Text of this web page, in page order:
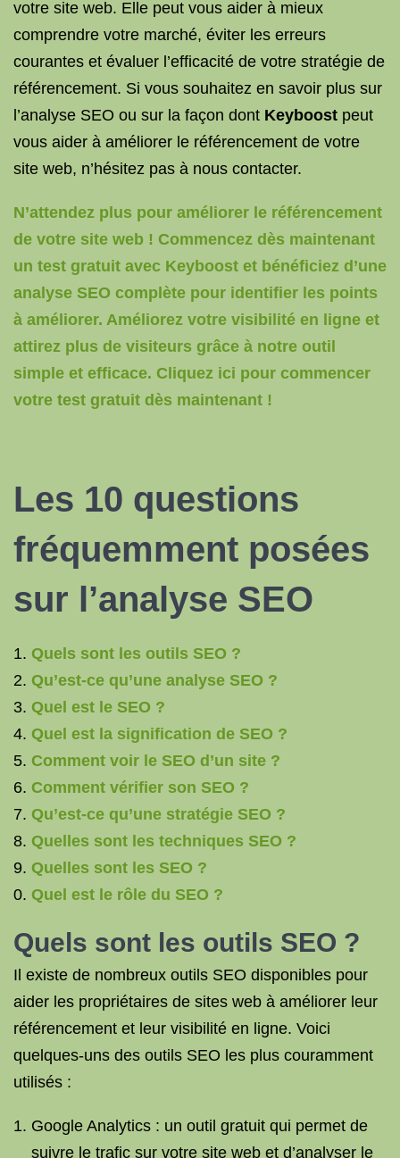
votre site web. Elle peut vous aider à mieux
comprendre votre marché, éviter les erreurs
courantes et évaluer l’efficacité de votre stratégie de
référencement. Si vous souhaitez en savoir plus sur
l’analyse SEO ou sur la façon dont Keyboost peut
vous aider à améliorer le référencement de votre
site web, n’hésitez pas à nous contacter.
N’attendez plus pour améliorer le référencement
de votre site web ! Commencez dès maintenant
un test gratuit avec Keyboost et bénéficiez d’une
analyse SEO complète pour identifier les points
à améliorer. Améliorez votre visibilité en ligne et
attirez plus de visiteurs grâce à notre outil
simple et efficace. Cliquez ici pour commencer
votre test gratuit dès maintenant !
Les 10 questions
fréquemment posées
sur l’analyse SEO
Quels sont les outils SEO ?
Qu’est-ce qu’une analyse SEO ?
Quel est le SEO ?
Quel est la signification de SEO ?
Comment voir le SEO d’un site ?
Comment vérifier son SEO ?
Qu’est-ce qu’une stratégie SEO ?
Quelles sont les techniques SEO ?
Quelles sont les SEO ?
Quel est le rôle du SEO ?
Quels sont les outils SEO ?
Il existe de nombreux outils SEO disponibles pour
aider les propriétaires de sites web à améliorer leur
référencement et leur visibilité en ligne. Voici
quelques-uns des outils SEO les plus couramment
utilisés :
Google Analytics : un outil gratuit qui permet de
suivre le trafic sur votre site web et d’analyser le